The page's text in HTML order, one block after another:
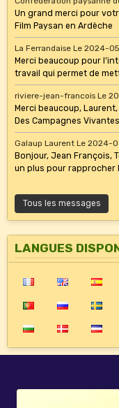
Un grand merci pour
Film Paysan en Ardèche
La Ferrandaise Le 2024-
Merci beaucoup pour
travail qui permet de
riviere-jean-francois Le
Merci beaucoup,
Des Campagnes
Galaup Laurent Le 2024-
Bonjour, Jean François,
un plus pour rapprocher
Tous les messages
LANGUES